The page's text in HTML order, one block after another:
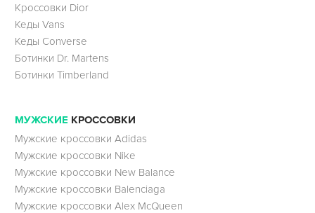
Кроссовки Dior
Кеды Vans
Кеды Converse
Ботинки Dr. Martens
Ботинки Timberland
МУЖСКИЕ КРОССОВКИ
Мужские кроссовки Adidas
Мужские кроссовки Nike
Мужские кроссовки New Balance
Мужские кроссовки Balenciaga
Мужские кроссовки Alex McQueen